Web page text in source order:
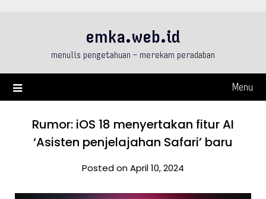
emka.web.id
menulis pengetahuan – merekam peradaban
Menu
Rumor: iOS 18 menyertakan fitur AI
‘Asisten penjelajahan Safari’ baru
Posted on April 10, 2024